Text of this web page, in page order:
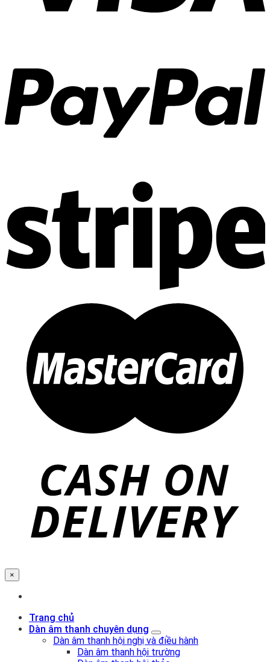
×
Trang chủ
Dàn âm thanh chuyên dụng
Dàn âm thanh hội nghị và điều hành
Dàn âm thanh hội trường